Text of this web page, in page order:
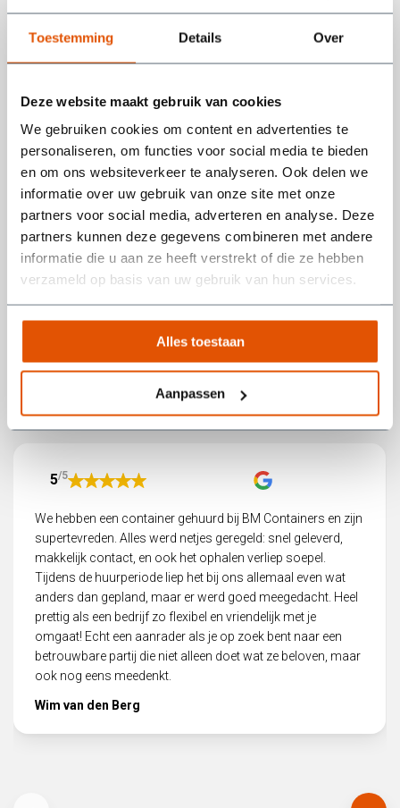
Toestemming Details Over
Deze website maakt gebruik van cookies
We gebruiken cookies om content en advertenties te
personaliseren, om functies voor social media te bieden
en om ons websiteverkeer te analyseren. Ook delen we
informatie over uw gebruik van onze site met onze
partners voor social media, adverteren en analyse. Deze
partners kunnen deze gegevens combineren met andere
informatie die u aan ze heeft verstrekt of die ze hebben
verzameld op basis van uw gebruik van hun services.
Alles toestaan
Aanpassen
Toevoegen aan winkelwagen
Productinformatie
Compost is een waardevol organisch materiaal dat wordt gebruikt
om de bodem te verbeteren, planten te voeden en de algehele
gezondheid van je tuin te bevorderen. Of je nu bezig bent met het
aanleggen van een nieuwe tuin of het voeden van je gazon: onze
compost biedt de perfecte oplossing voor een bloeiende en
weelderige tuin!
Waarvoor gebruik je compost?
Compost is een essentiële toevoeging aan elke tuin omdat het de
bodemstructuur verbetert, voedingsstoffen aan de planten levert
en de bodemvruchtbaarheid verhoogt. Het wordt gebruikt als
bodemverbeteraar, mulchlaag of meststof voor tuinen, gazons,
een betere waterretentie, beluchting van de bodem en vermindert
de behoefte aan chemische meststoffen, waardoor het een
Wat is het verschil tussen compost en
tuinaarde?
Compost en tuinaarde zijn beide bodemverbeteraars, maar er zijn
enkele belangrijke verschillen tussen beide. Compost is het
resultaat van het natuurlijke afbraakproces van organisch
materiaal zoals groente- en fruitresten, tuinafval en bladeren. Het
is een levend materiaal vol met micro-organismen, wormen en
Tuinaarde daarentegen is een natuurlijk materiaal dat wordt
gewonnen uit de bodem en wordt gebruikt om de grond op te
Wat onze klanten zeggen
5/5
We hebben een container gehuurd bij BM Containers en zijn
supertevreden. Alles werd netjes geregeld: snel geleverd,
makkelijk contact, en ook het ophalen verliep soepel.
Tijdens de huurperiode liep het bij ons allemaal even wat
anders dan gepland, maar er werd goed meegedacht. Heel
prettig als een bedrijf zo flexibel en vriendelijk met je
omgaat! Echt een aanrader als je op zoek bent naar een
betrouwbare partij die niet alleen doet wat ze beloven, maar
ook nog eens meedenkt.
Wim van den Berg